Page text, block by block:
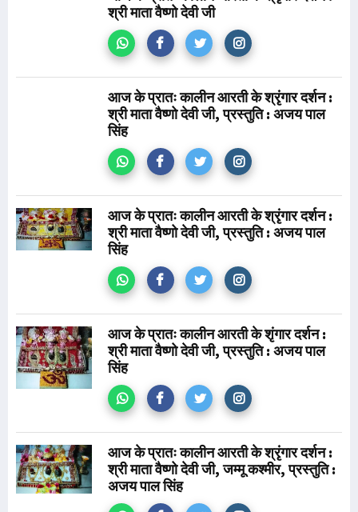
श्री माता वैष्णो देवी जी
आज के प्रातः कालीन आरती के श्रृंगार दर्शन :
श्री माता वैष्णो देवी जी, प्रस्तुति : अजय पाल
सिंह
आज के प्रातः कालीन आरती के श्रृंगार दर्शन :
श्री माता वैष्णो देवी जी, प्रस्तुति : अजय पाल
सिंह
आज के प्रातः कालीन आरती के शृंगार दर्शन :
श्री माता वैष्णो देवी जी, प्रस्तुति : अजय पाल
सिंह
आज के प्रातः कालीन आरती के श्रृंगार दर्शन :
श्री माता वैष्णो देवी जी, जम्मू कश्मीर, प्रस्तुति :
अजय पाल सिंह